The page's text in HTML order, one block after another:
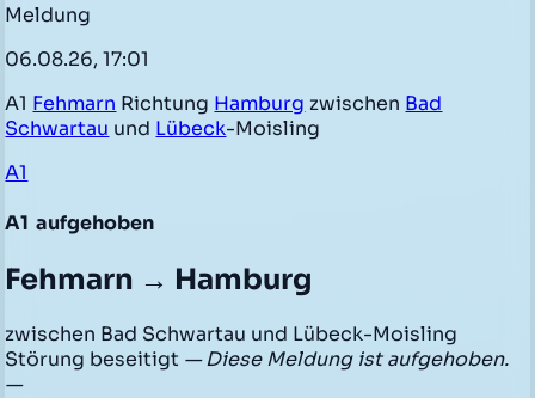
Meldung
06.08.26, 17:01
A1 Fehmarn Richtung Hamburg zwischen Bad
Schwartau und Lübeck-Moisling
A1
A1 aufgehoben
Fehmarn → Hamburg
zwischen Bad Schwartau und Lübeck-Moisling
Störung beseitigt — Diese Meldung ist aufgehoben.
—